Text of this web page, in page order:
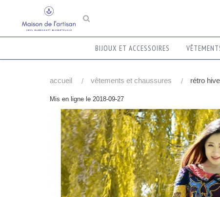
BIJOUX ET ACCESSOIRES
accueil vêtements et chaussures rétro
Mis en ligne le 2018-09-27